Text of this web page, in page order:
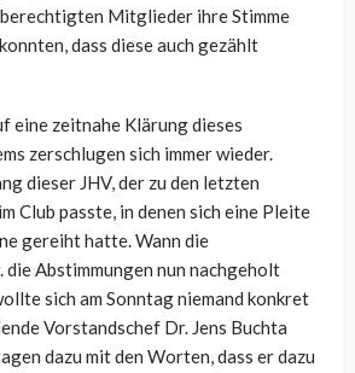
Mitglieder ihre Stimme
dass diese auch gezählt
eine zeitnahe Klärung dieses
zerschlugen sich immer wieder.
dieser JHV, der zu den letzten
Club passte, in denen sich eine Pleite
gereiht hatte. Wann die
Abstimmungen nun nachgeholt
sich am Sonntag niemand konkret
Vorstandschef Dr. Jens Buchta
dazu mit den Worten, dass er dazu